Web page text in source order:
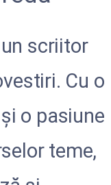
scriitor
Cu o
o pasiune
teme,